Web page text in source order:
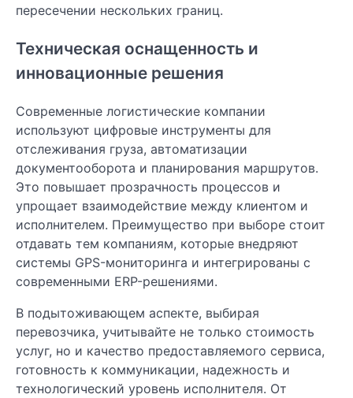
пересечении нескольких границ.
Техническая оснащенность и
инновационные решения
Современные логистические компании
используют цифровые инструменты для
отслеживания груза, автоматизации
документооборота и планирования маршрутов.
Это повышает прозрачность процессов и
упрощает взаимодействие между клиентом и
исполнителем. Преимущество при выборе стоит
отдавать тем компаниям, которые внедряют
системы GPS-мониторинга и интегрированы с
современными ERP-решениями.
В подытоживающем аспекте, выбирая
перевозчика, учитывайте не только стоимость
услуг, но и качество предоставляемого сервиса,
готовность к коммуникации, надежность и
технологический уровень исполнителя. От